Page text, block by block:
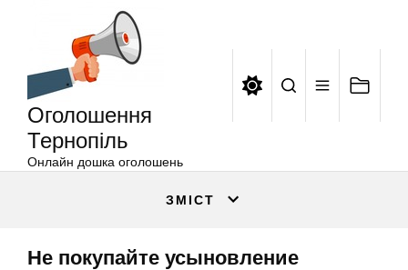
Оголошення
Тернопіль
Онлайн дошка оголошень
ЗМІСТ
Не покупайте усыновление